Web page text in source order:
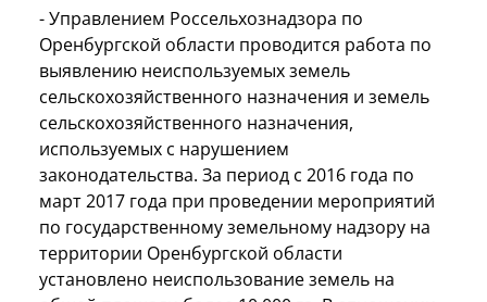
- Управлением Россельхознадзора по
Оренбургской области проводится работа по
выявлению неиспользуемых земель
сельскохозяйственного назначения и земель
сельскохозяйственного назначения,
используемых с нарушением
законодательства. За период с 2016 года по
март 2017 года при проведении мероприятий
по государственному земельному надзору на
территории Оренбургской области
установлено неиспользование земель на